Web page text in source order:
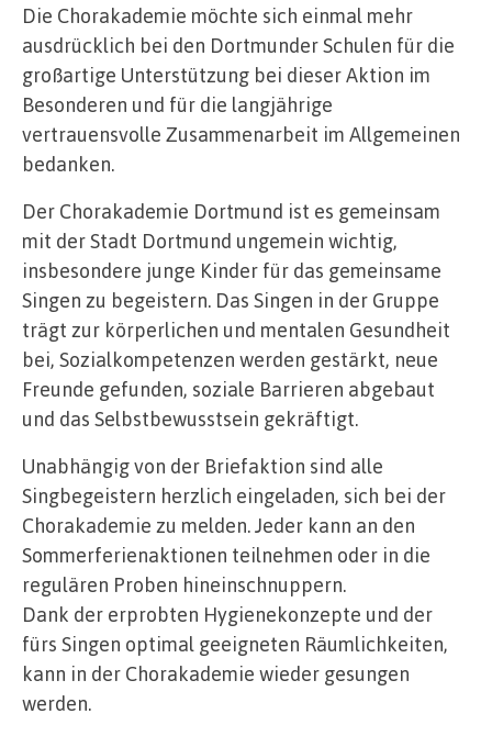
Die Chorakademie möchte sich einmal mehr
ausdrücklich bei den Dortmunder Schulen für die
großartige Unterstützung bei dieser Aktion im
Besonderen und für die langjährige
vertrauensvolle Zusammenarbeit im Allgemeinen
bedanken.
Der Chorakademie Dortmund ist es gemeinsam
mit der Stadt Dortmund ungemein wichtig,
insbesondere junge Kinder für das gemeinsame
Singen zu begeistern. Das Singen in der Gruppe
trägt zur körperlichen und mentalen Gesundheit
bei, Sozialkompetenzen werden gestärkt, neue
Freunde gefunden, soziale Barrieren abgebaut
und das Selbstbewusstsein gekräftigt.
Unabhängig von der Briefaktion sind alle
Singbegeistern herzlich eingeladen, sich bei der
Chorakademie zu melden. Jeder kann an den
Sommerferienaktionen teilnehmen oder in die
regulären Proben hineinschnuppern.
Dank der erprobten Hygienekonzepte und der
fürs Singen optimal geeigneten Räumlichkeiten,
kann in der Chorakademie wieder gesungen
werden.